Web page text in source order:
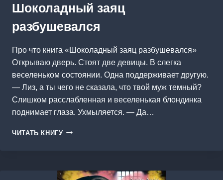
Шоколадный заяц
разбушевался
Про что книга «Шоколадный заяц разбушевался»
Открываю дверь. Стоят две девицы. В слегка
веселеньком состоянии. Одна поддерживает другую.
— Лиз, а ты чего не сказала, что твой муж темный?
Слишком расслабленная и веселенькая блондинка
поднимает глаза. Ухмыляется. — Да…
ЧИТАТЬ КНИГУ ШОКОЛАДНЫЙ